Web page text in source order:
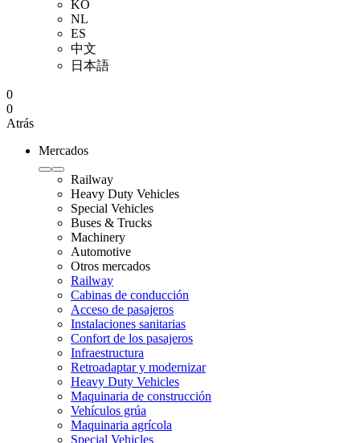
KO
NL
ES
中文
日本語
0
0
Atrás
Mercados
Railway
Heavy Duty Vehicles
Special Vehicles
Buses & Trucks
Machinery
Automotive
Otros mercados
Railway
Cabinas de conducción
Acceso de pasajeros
Instalaciones sanitarias
Confort de los pasajeros
Infraestructura
Retroadaptar y modernizar
Heavy Duty Vehicles
Maquinaria de construcción
Vehículos grúa
Maquinaria agrícola
Special Vehicles